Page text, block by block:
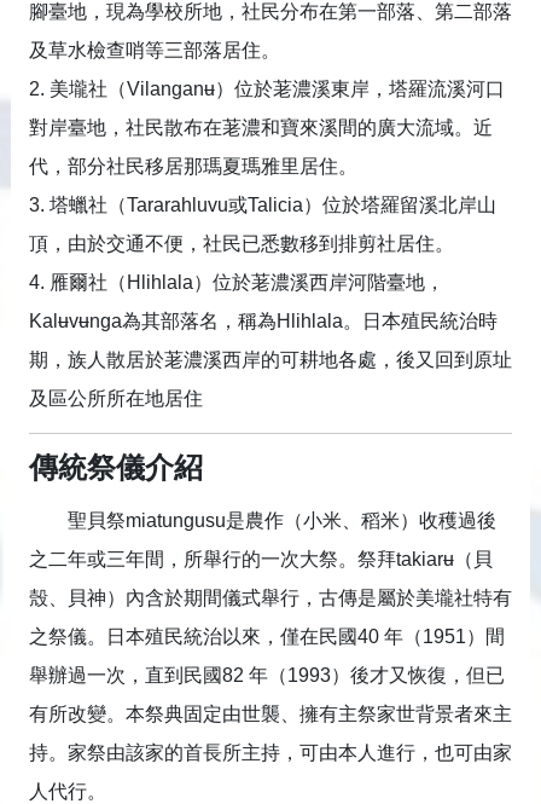
腳臺地，現為學校所地，社民分布在第一部落、第二部落
及草水檢查哨等三部落居住。
2. 美壠社（Vilanganʉ）位於荖濃溪東岸，塔羅流溪河口
對岸臺地，社民散布在荖濃和寶來溪間的廣大流域。近
代，部分社民移居那瑪夏瑪雅里居住。
3. 塔蠟社（Tararahluvu或Talicia）位於塔羅留溪北岸山
頂，由於交通不便，社民已悉數移到排剪社居住。
4. 雁爾社（Hlihlala）位於荖濃溪西岸河階臺地，
Kalʉvʉnga為其部落名，稱為Hlihlala。日本殖民統治時
期，族人散居於荖濃溪西岸的可耕地各處，後又回到原址
及區公所所在地居住
傳統祭儀介紹
聖貝祭miatungusu是農作（小米、稻米）收穫過後
之二年或三年間，所舉行的一次大祭。祭拜takiarʉ（貝
殼、貝神）內含於期間儀式舉行，古傳是屬於美壠社特有
之祭儀。日本殖民統治以來，僅在民國40 年（1951）間
舉辦過一次，直到民國82 年（1993）後才又恢復，但已
有所改變。本祭典固定由世襲、擁有主祭家世背景者來主
持。家祭由該家的首長所主持，可由本人進行，也可由家
人代行。